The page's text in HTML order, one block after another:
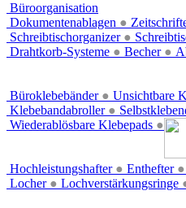
Büroorganisation
Dokumentenablagen ●
Schreibtischorganizer ●
Drahtkorb-Systeme ● Becher ●
Büroklebebänder ● Unsichtbare
Klebebandabroller ●
Wiederablösbare Klebepads ●
Hochleistungshafter ● Enthefter ●
Locher ● Lochverstärkungsringe